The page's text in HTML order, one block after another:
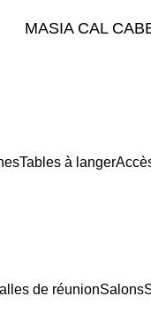
MASIA CAL
Tables à langer
de réunionSalons